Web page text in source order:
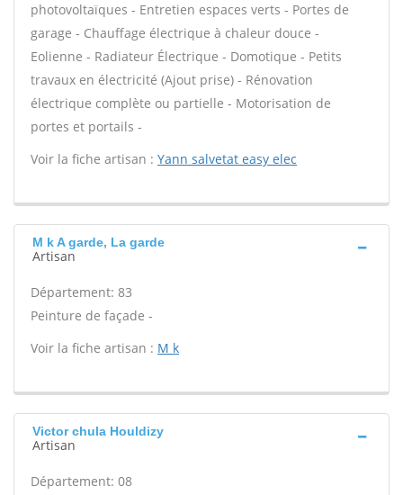
photovoltaïques - Entretien espaces verts - Portes de
garage - Chauffage électrique à chaleur douce -
Eolienne - Radiateur Électrique - Domotique - Petits
travaux en électricité (Ajout prise) - Rénovation
électrique complète ou partielle - Motorisation de
portes et portails -
Voir la fiche artisan : Yann salvetat easy elec
M k A garde, La garde
Artisan
Département: 83
Peinture de façade -
Voir la fiche artisan : M k
Victor chula Houldizy
Artisan
Département: 08